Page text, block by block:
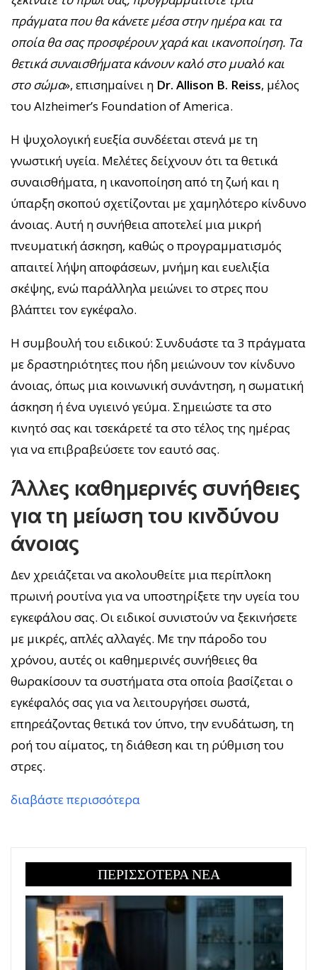
πράγματα που θα κάνετε μέσα στην ημέρα και τα
οποία θα σας προσφέρουν χαρά και ικανοποίηση. Τα
θετικά συναισθήματα κάνουν καλό στο μυαλό και
στο σώμα», επισημαίνει η Dr. Allison B. Reiss, μέλος
του Alzheimer’s Foundation of America.
Η ψυχολογική ευεξία συνδέεται στενά με τη
γνωστική υγεία. Μελέτες δείχνουν ότι τα θετικά
συναισθήματα, η ικανοποίηση από τη ζωή και η
ύπαρξη σκοπού σχετίζονται με χαμηλότερο κίνδυνο
άνοιας. Αυτή η συνήθεια αποτελεί μια μικρή
πνευματική άσκηση, καθώς ο προγραμματισμός
απαιτεί λήψη αποφάσεων, μνήμη και ευελιξία
σκέψης, ενώ παράλληλα μειώνει το στρες που
βλάπτει τον εγκέφαλο.
Η συμβουλή του ειδικού: Συνδυάστε τα 3 πράγματα
με δραστηριότητες που ήδη μειώνουν τον κίνδυνο
άνοιας, όπως μια κοινωνική συνάντηση, η σωματική
άσκηση ή ένα υγιεινό γεύμα. Σημειώστε τα στο
κινητό σας και τσεκάρετέ τα στο τέλος της ημέρας
για να επιβραβεύσετε τον εαυτό σας.
Άλλες καθημερινές συνήθειες
για τη μείωση του κινδύνου
άνοιας
Δεν χρειάζεται να ακολουθείτε μια περίπλοκη
πρωινή ρουτίνα για να υποστηρίξετε την υγεία του
εγκεφάλου σας. Οι ειδικοί συνιστούν να ξεκινήσετε
με μικρές, απλές αλλαγές. Με την πάροδο του
χρόνου, αυτές οι καθημερινές συνήθειες θα
θωρακίσουν τα συστήματα στα οποία βασίζεται ο
εγκέφαλός σας για να λειτουργήσει σωστά,
επηρεάζοντας θετικά τον ύπνο, την ενυδάτωση, τη
ροή του αίματος, τη διάθεση και τη ρύθμιση του
στρες.
διαβάστε περισσότερα
ΠΕΡΙΣΣΟΤΕΡΑ ΝΕΑ